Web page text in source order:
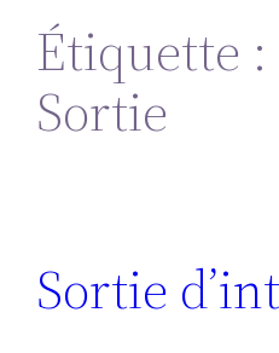
Étiquette :
Sortie
Sortie